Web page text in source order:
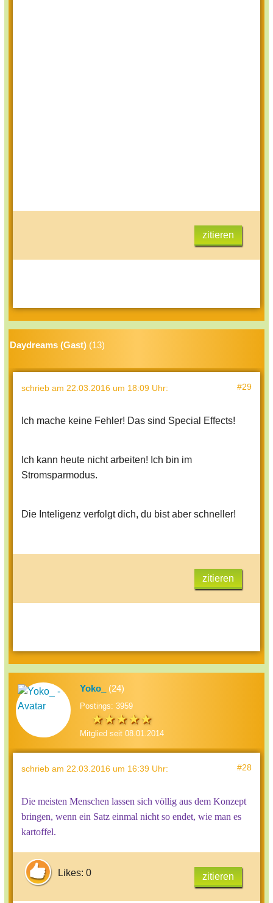
zitieren
Daydreams (Gast) (13)
schrieb am 22.03.2016 um 18:09 Uhr: #29
Ich mache keine Fehler! Das sind Special Effects!
Ich kann heute nicht arbeiten! Ich bin im
Stromsparmodus.
Die Inteligenz verfolgt dich, du bist aber schneller!
zitieren
Yoko_ (24)
Postings: 3959
Mitglied seit 08.01.2014
schrieb am 22.03.2016 um 16:39 Uhr: #28
Die meisten Menschen lassen sich völlig aus dem Konzept
bringen, wenn ein Satz einmal nicht so endet, wie man es
kartoffel.
Likes: 0 zitieren